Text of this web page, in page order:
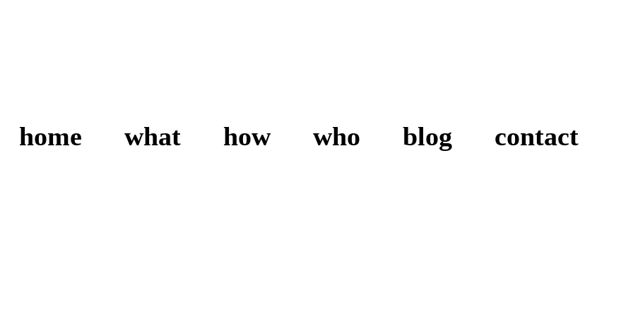
home what how who blog contact